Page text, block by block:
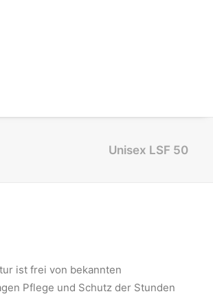
Unisex LSF 50
ist frei von bekannten
Pflege und Schutz der Stunden